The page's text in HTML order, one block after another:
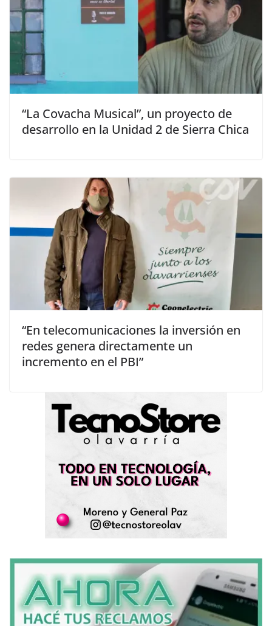
“La Covacha Musical”, un proyecto de
desarrollo en la Unidad 2 de Sierra Chica
“En telecomunicaciones la inversión en
redes genera directamente un
incremento en el PBI”